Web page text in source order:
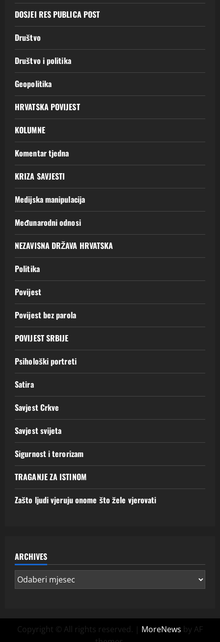
DOSJEI RES PUBLICA POST
Društvo
Društvo i politika
Geopolitika
HRVATSKA POVIJEST
KOLUMNE
Komentar tjedna
KRIZA SAVJESTI
Medijska manipulacija
Međunarodni odnosi
NEZAVISNA DRŽAVA HRVATSKA
Politika
Povijest
Povijest bez parola
POVIJEST SRBIJE
Psihološki portreti
Satira
Savjest Crkve
Savjest svijeta
Sigurnost i terorizam
TRAGANJE ZA ISTINOM
Zašto ljudi vjeruju onome što žele vjerovati
ARCHIVES
Copyright © All rights reserved. | MoreNews by AF